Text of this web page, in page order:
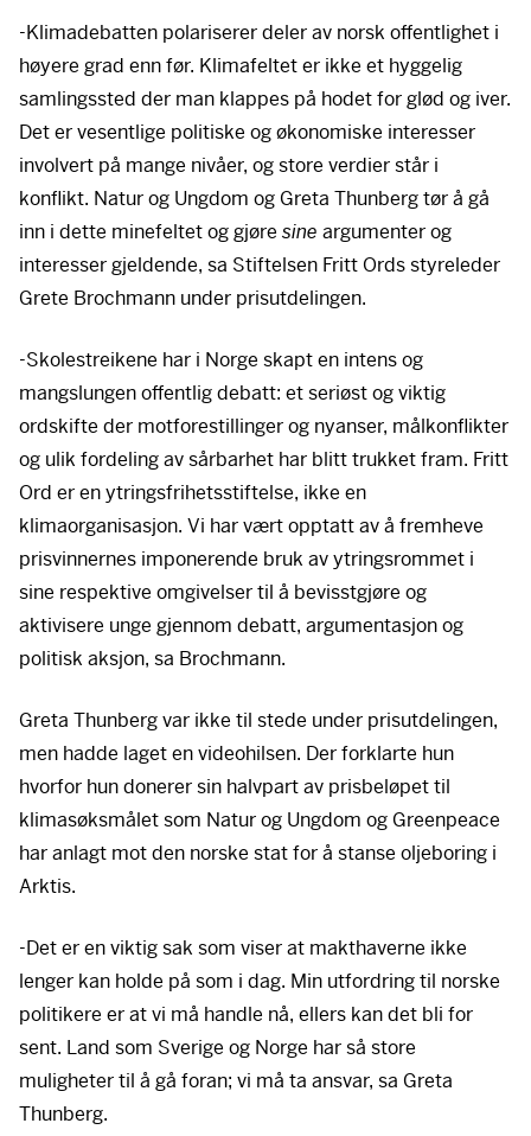
-Klimadebatten polariserer deler av norsk offentlighet i
høyere grad enn før. Klimafeltet er ikke et hyggelig
samlingssted der man klappes på hodet for glød og iver.
Det er vesentlige politiske og økonomiske interesser
involvert på mange nivåer, og store verdier står i
konflikt. Natur og Ungdom og Greta Thunberg tør å gå
inn i dette minefeltet og gjøre sine argumenter og
interesser gjeldende, sa Stiftelsen Fritt Ords styreleder
Grete Brochmann under prisutdelingen.
-Skolestreikene har i Norge skapt en intens og
mangslungen offentlig debatt: et seriøst og viktig
ordskifte der motforestillinger og nyanser, målkonflikter
og ulik fordeling av sårbarhet har blitt trukket fram. Fritt
Ord er en ytringsfrihetsstiftelse, ikke en
klimaorganisasjon. Vi har vært opptatt av å fremheve
prisvinnernes imponerende bruk av ytringsrommet i
sine respektive omgivelser til å bevisstgjøre og
aktivisere unge gjennom debatt, argumentasjon og
politisk aksjon, sa Brochmann.
Greta Thunberg var ikke til stede under prisutdelingen,
men hadde laget en videohilsen. Der forklarte hun
hvorfor hun donerer sin halvpart av prisbeløpet til
klimasøksmålet som Natur og Ungdom og Greenpeace
har anlagt mot den norske stat for å stanse oljeboring i
Arktis.
-Det er en viktig sak som viser at makthaverne ikke
lenger kan holde på som i dag. Min utfordring til norske
politikere er at vi må handle nå, ellers kan det bli for
sent. Land som Sverige og Norge har så store
muligheter til å gå foran; vi må ta ansvar, sa Greta
Thunberg.